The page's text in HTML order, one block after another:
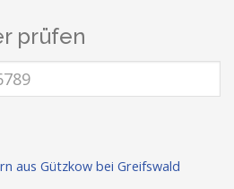
prüfen
aus Gützkow bei Greifswald